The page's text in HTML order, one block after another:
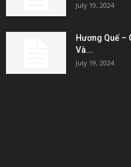
July 19, 2024
Hương Quế –
Và...
July 19, 2024